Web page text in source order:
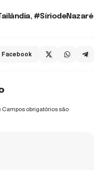
,#SíriodeNazaré
Facebook
Campos obrigatórios são